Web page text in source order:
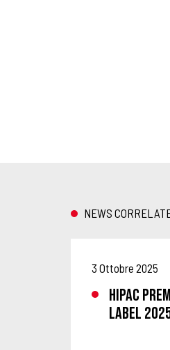
NEWS
3 Ottobre 2025
HIPAC
LABEL